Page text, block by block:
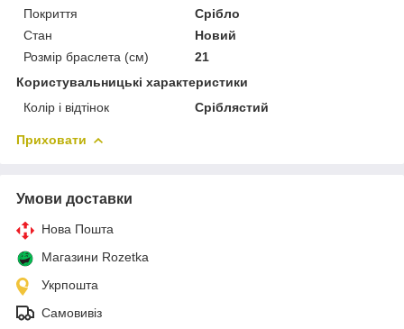
Покриття
Срібло
Стан
Новий
Розмір браслета (см)
21
Користувальницькі характеристики
Колір і відтінок
Сріблястий
Приховати
Умови доставки
Нова Пошта
Магазини Rozetka
Укрпошта
Самовивіз